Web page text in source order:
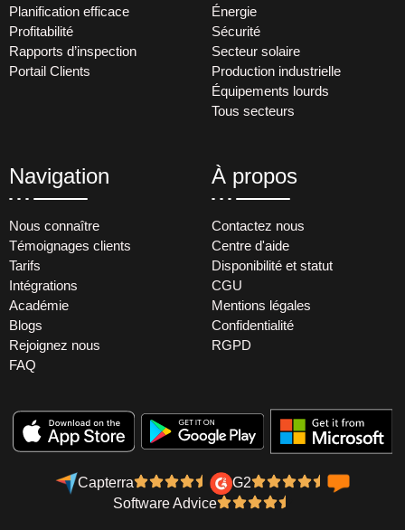
Planification efficace
Profitabilité
Rapports d’inspection
Portail Clients
Énergie
Sécurité
Secteur solaire
Production industrielle
Équipements lourds
Tous secteurs
Navigation
Nous connaître
Témoignages clients
Tarifs
Intégrations
Académie
Blogs
Rejoignez nous
FAQ
À propos
Contactez nous
Centre d'aide
Disponibilité et statut
CGU
Mentions légales
Confidentialité
RGPD
Capterra
G2
Software Advice